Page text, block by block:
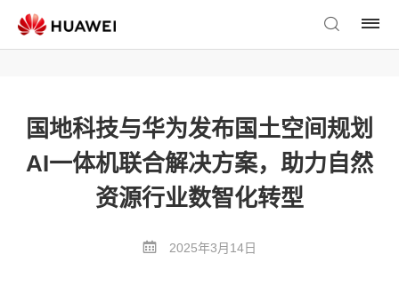
国地科技与华为发布国土空间规划
AI一体机联合解决方案，助力自然
资源行业数智化转型
2025年3月14日